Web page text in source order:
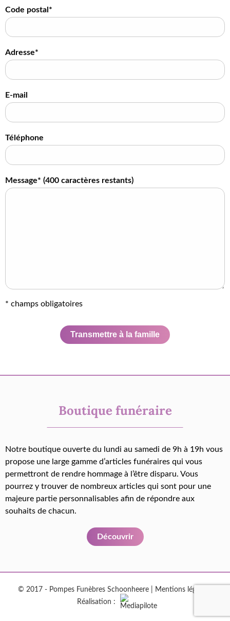
Code postal*
Adresse*
E-mail
Téléphone
Message* (400 caractères restants)
* champs obligatoires
Transmettre à la famille
Boutique funéraire
Notre boutique ouverte du lundi au samedi de 9h à 19h vous
propose une large gamme d’articles funéraires qui vous
permettront de rendre hommage à l’être disparu. Vous
pourrez y trouver de nombreux articles qui sont pour une
majeure partie personnalisables afin de répondre aux
souhaits de chacun.
Découvrir
© 2017 - Pompes Funèbres Schoonheere | Mentions légales
Réalisation :